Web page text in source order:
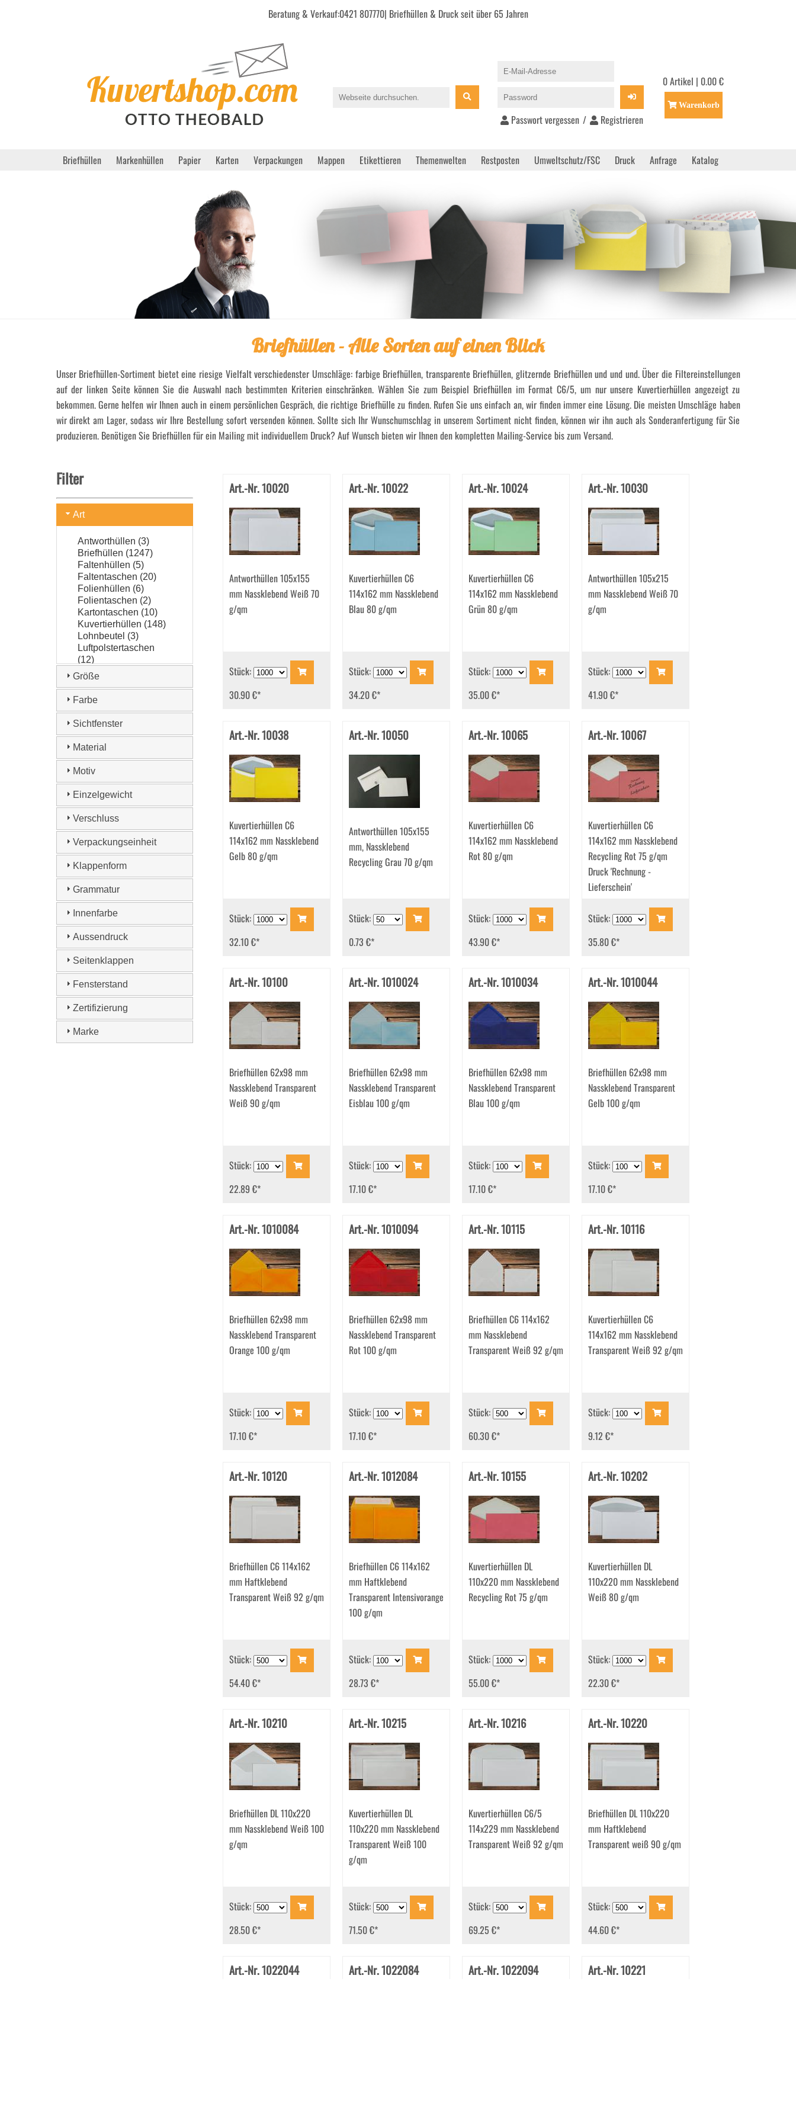
Beratung & Verkauf:0421 807770| Briefhüllen & Druck seit über 65 Jahren
Passwort vergessen / Registrieren
0 Artikel | 0.00 €
Warenkorb
Briefhüllen Markenhüllen Papier Karten Verpackungen Mappen Etikettieren Themenwelten Restposten Umweltschutz/FSC Druck Anfrage Katalog
Briefhüllen - Alle Sorten auf einen Blick
Unser Briefhüllen-Sortiment bietet eine riesige Vielfalt verschiedenster Umschläge: farbige Briefhüllen, transparente Briefhüllen, glitzernde Briefhüllen und und und. Über die Filtereinstellungen
auf der linken Seite können Sie die Auswahl nach bestimmten Kriterien einschränken. Wählen Sie zum Beispiel Briefhüllen im Format C6/5, um nur unsere Kuvertierhüllen angezeigt zu
bekommen. Gerne helfen wir Ihnen auch in einem persönlichen Gespräch, die richtige Briefhülle zu finden. Rufen Sie uns einfach an, wir finden immer eine Lösung. Die meisten Umschläge haben
wir direkt am Lager, sodass wir Ihre Bestellung sofort versenden können. Sollte sich Ihr Wunschumschlag in unserem Sortiment nicht finden, können wir ihn auch als Sonderanfertigung für Sie
produzieren. Benötigen Sie Briefhüllen für ein Mailing mit individuellem Druck? Auf Wunsch bieten wir Ihnen den kompletten Mailing-Service bis zum Versand.
Filter
Art
Antworthüllen (3)
Briefhüllen (1247)
Faltenhüllen (5)
Faltentaschen (20)
Folienhüllen (6)
Folientaschen (2)
Kartontaschen (10)
Kuvertierhüllen (148)
Lohnbeutel (3)
Luftpolstertaschen
(12)
Musterbeutel (1)
(6)
(5)
(3)
(341)
Versandtaschen (232)
Wertbriefhüllen (1)
Größe
Farbe
Sichtfenster
Material
Motiv
Einzelgewicht
Verschluss
Verpackungseinheit
Klappenform
Grammatur
Innenfarbe
Aussendruck
Seitenklappen
Fensterstand
Zertifizierung
Marke
Art.-Nr. 10020
Antworthüllen 105x155
mm Nassklebend Weiß 70
g/qm
Stück:
30.90 €*
Art.-Nr. 10022
Kuvertierhüllen C6
114x162 mm Nassklebend
Blau 80 g/qm
Stück:
34.20 €*
Art.-Nr. 10024
Kuvertierhüllen C6
114x162 mm Nassklebend
Grün 80 g/qm
Stück:
35.00 €*
Art.-Nr. 10030
Antworthüllen 105x215
mm Nassklebend Weiß 70
g/qm
Stück:
41.90 €*
Art.-Nr. 10038
Kuvertierhüllen C6
114x162 mm Nassklebend
Gelb 80 g/qm
Stück:
32.10 €*
Art.-Nr. 10050
Antworthüllen 105x155
mm, Nassklebend
Recycling Grau 70 g/qm
Stück:
0.73 €*
Art.-Nr. 10065
Kuvertierhüllen C6
114x162 mm Nassklebend
Rot 80 g/qm
Stück:
43.90 €*
Art.-Nr. 10067
Kuvertierhüllen C6
114x162 mm Nassklebend
Recycling Rot 75 g/qm
Druck 'Rechnung -
Lieferschein'
Stück:
35.80 €*
Art.-Nr. 10100
Briefhüllen 62x98 mm
Nassklebend Transparent
Weiß 90 g/qm
Stück:
22.89 €*
Art.-Nr. 1010024
Briefhüllen 62x98 mm
Nassklebend Transparent
Eisblau 100 g/qm
Stück:
17.10 €*
Art.-Nr. 1010034
Briefhüllen 62x98 mm
Nassklebend Transparent
Blau 100 g/qm
Stück:
17.10 €*
Art.-Nr. 1010044
Briefhüllen 62x98 mm
Nassklebend Transparent
Gelb 100 g/qm
Stück:
17.10 €*
Art.-Nr. 1010084
Briefhüllen 62x98 mm
Nassklebend Transparent
Orange 100 g/qm
Stück:
17.10 €*
Art.-Nr. 1010094
Briefhüllen 62x98 mm
Nassklebend Transparent
Rot 100 g/qm
Stück:
17.10 €*
Art.-Nr. 10115
Briefhüllen C6 114x162
mm Nassklebend
Transparent Weiß 92 g/qm
Stück:
60.30 €*
Art.-Nr. 10116
Kuvertierhüllen C6
114x162 mm Nassklebend
Transparent Weiß 92 g/qm
Stück:
9.12 €*
Art.-Nr. 10120
Briefhüllen C6 114x162
mm Haftklebend
Transparent Weiß 92 g/qm
Stück:
54.40 €*
Art.-Nr. 1012084
Briefhüllen C6 114x162
mm Haftklebend
Transparent Intensivorange
100 g/qm
Stück:
28.73 €*
Art.-Nr. 10155
Kuvertierhüllen DL
110x220 mm Nassklebend
Recycling Rot 75 g/qm
Stück:
55.00 €*
Art.-Nr. 10202
Kuvertierhüllen DL
110x220 mm Nassklebend
Weiß 80 g/qm
Stück:
22.30 €*
Art.-Nr. 10210
Briefhüllen DL 110x220
mm Nassklebend Weiß 100
g/qm
Stück:
28.50 €*
Art.-Nr. 10215
Kuvertierhüllen DL
110x220 mm Nassklebend
Transparent Weiß 100
g/qm
Stück:
71.50 €*
Art.-Nr. 10216
Kuvertierhüllen C6/5
114x229 mm Nassklebend
Transparent Weiß 92 g/qm
Stück:
69.25 €*
Art.-Nr. 10220
Briefhüllen DL 110x220
mm Haftklebend
Transparent weiß 90 g/qm
Stück:
44.60 €*
Art.-Nr. 1022044 Art.-Nr. 1022084 Art.-Nr. 1022094 Art.-Nr. 10221